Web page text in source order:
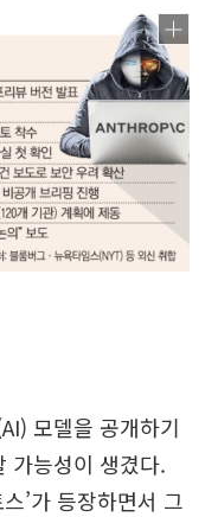
모델을 공개하기
가능성이 생겼다.
’가 등장하면서 그